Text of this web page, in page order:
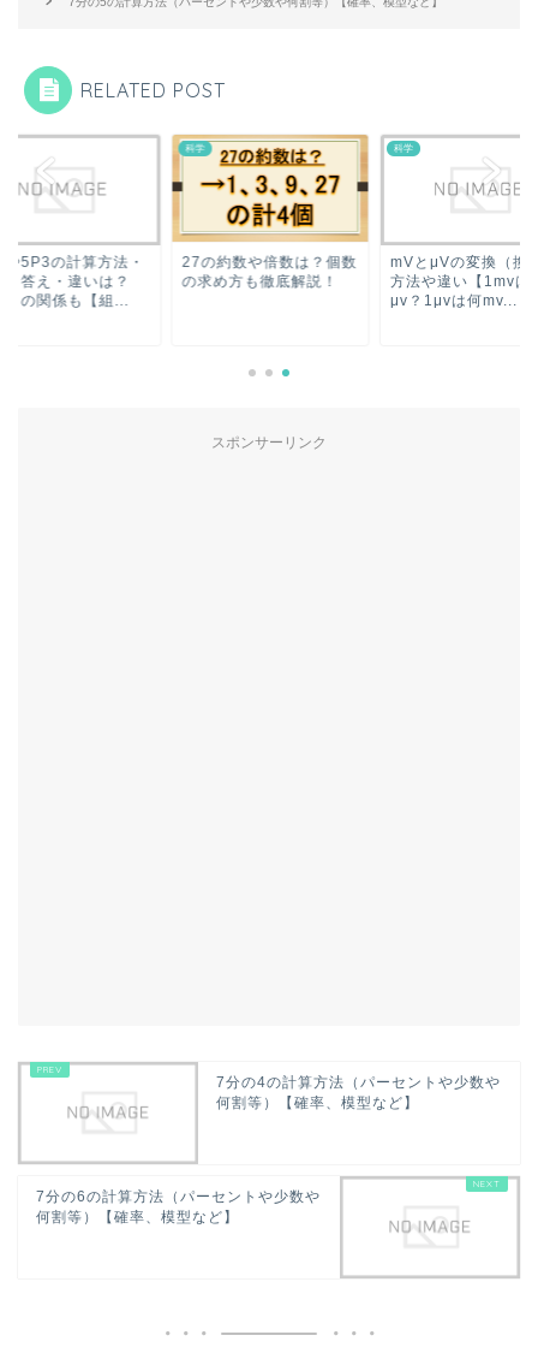
RELATED POST
約数や倍数は？個数
め方も徹底解説！
科学
mVとμVの変換（換算）
方法や違い【1mvは何
科学
5C3や5P3の計算方
意味・答え・違いは
5C2との関係も【組
スポンサーリンク
7分の4の計算方法（パーセントや少数や
何割等）【確率、模型など】
7分の6の計算方法（パーセントや少数や
何割等）【確率、模型など】